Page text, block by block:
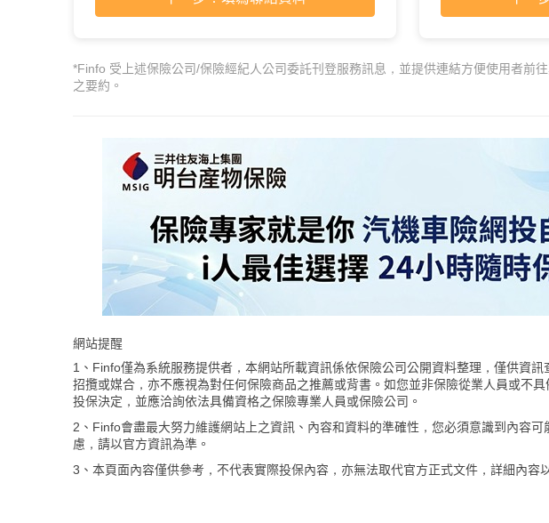
*Finfo 受上述保險公司/保險經紀人公司委託刊登服務訊息，並提供連結方便使用者前
之要約。
網站提醒
1、Finfo僅為系統服務提供者，本網站所載資訊係依保險公司公開資料整理，僅供資
招攬或媒合，亦不應視為對任何保險商品之推薦或背書。如您並非保險從業人員或不
投保決定，並應洽詢依法具備資格之保險專業人員或保險公司。
2、Finfo會盡最大努力維護網站上之資訊、內容和資料的準確性，您必須意識到內容
慮，請以官方資訊為準。
3、本頁面內容僅供參考，不代表實際投保內容，亦無法取代官方正式文件，詳細內容